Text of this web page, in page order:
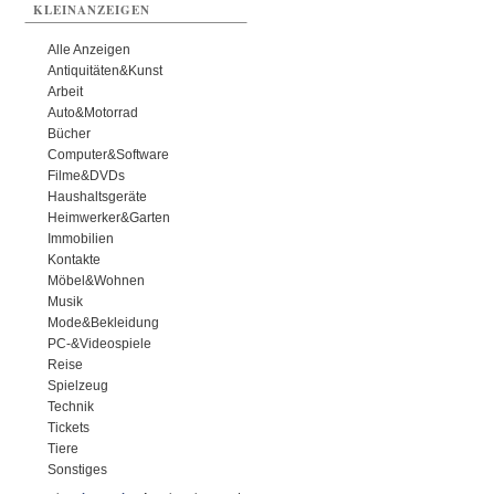
KLEINANZEIGEN
Alle Anzeigen
Antiquitäten&Kunst
Arbeit
Auto&Motorrad
Bücher
Computer&Software
Filme&DVDs
Haushaltsgeräte
Heimwerker&Garten
Immobilien
Kontakte
Möbel&Wohnen
Musik
Mode&Bekleidung
PC-&Videospiele
Reise
Spielzeug
Technik
Tickets
Tiere
Sonstiges